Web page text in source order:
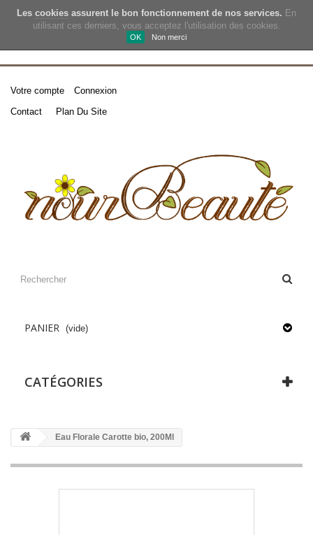
Les cookies assurent le bon fonctionnement de nos services. En
utilisant ces derniers, vous acceptez l'utilisation des cookies.
OK Non merci
Votre compte
Connexion
Contact
Plan Du Site
PANIER (vide)
CATÉGORIES
Eau Florale Carotte bio, 200Ml